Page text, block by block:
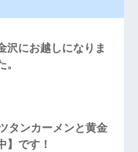
沢にお越しになりま
タンカーメンと黄金
】です！